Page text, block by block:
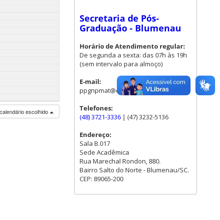
escolhido
Secretaria de Pós-
Graduação - Blumenau
Horário de Atendimento regular:
De segunda a sexta: das 07h às 19h
(sem intervalo para almoço)
E-mail:
ppgnpmat@contato.ufsc.br
Telefones:
(48) 3721-3336 | (47) 3232-5136
Endereço:
Sala B.017
Sede Acadêmica
Rua Marechal Rondon, 880.
Bairro Salto do Norte - Blumenau/SC.
CEP: 89065-200